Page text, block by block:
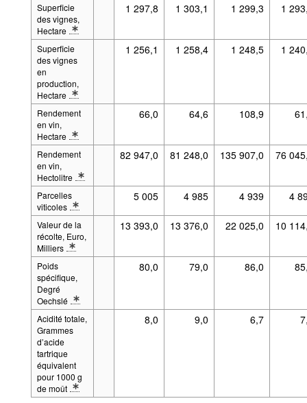
Superficie
des vignes,
Hectare
* Description détaillée du groupe de séries mesure: À partir de 1989
1 297,8 1 303,1 1 299,3 1
Superficie
des vignes
en
production,
Hectare
* Description détaillée du groupe de séries mesure: À partir de 1989
1 256,1 1 258,4 1 248,5 1
Rendement
en vin,
Hectare
* Description détaillée du groupe de séries mesure: À partir de 1989
66,0 64,6 108,9
Rendement
en vin,
Hectolitre
* Description détaillée du groupe de séries mesure: À partir de 1989
82 947,0 81 248,0 135 907,0 76
Parcelles
viticoles
* Description détaillée du groupe de séries mesure: À partir de 1989
5 005 4 985 4 939 4
Valeur de la
récolte, Euro,
Milliers
* Description détaillée du groupe de séries mesure: À partir de 1989
13 393,0 13 376,0 22 025,0 10
Poids
spécifique,
Degré
Oechslé
* Description détaillée du groupe de séries mesure: À partir de 1989
80,0 79,0 86,0
Acidité totale,
Grammes
d’acide
tartrique
équivalent
pour 1000 g
de moût
* Description détaillée du groupe de séries mesure: À partir de 1989
8,0 9,0 6,7